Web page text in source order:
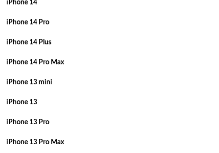
iPhone 14
iPhone 14 Pro
iPhone 14 Plus
iPhone 14 Pro Max
iPhone 13 mini
iPhone 13
iPhone 13 Pro
iPhone 13 Pro Max